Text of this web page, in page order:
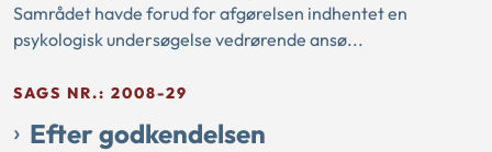
Samrådet havde forud for afgørelsen indhentet en
psykologisk undersøgelse vedrørende ansø...
SAGS NR.: 2008-29
Efter godkendelsen